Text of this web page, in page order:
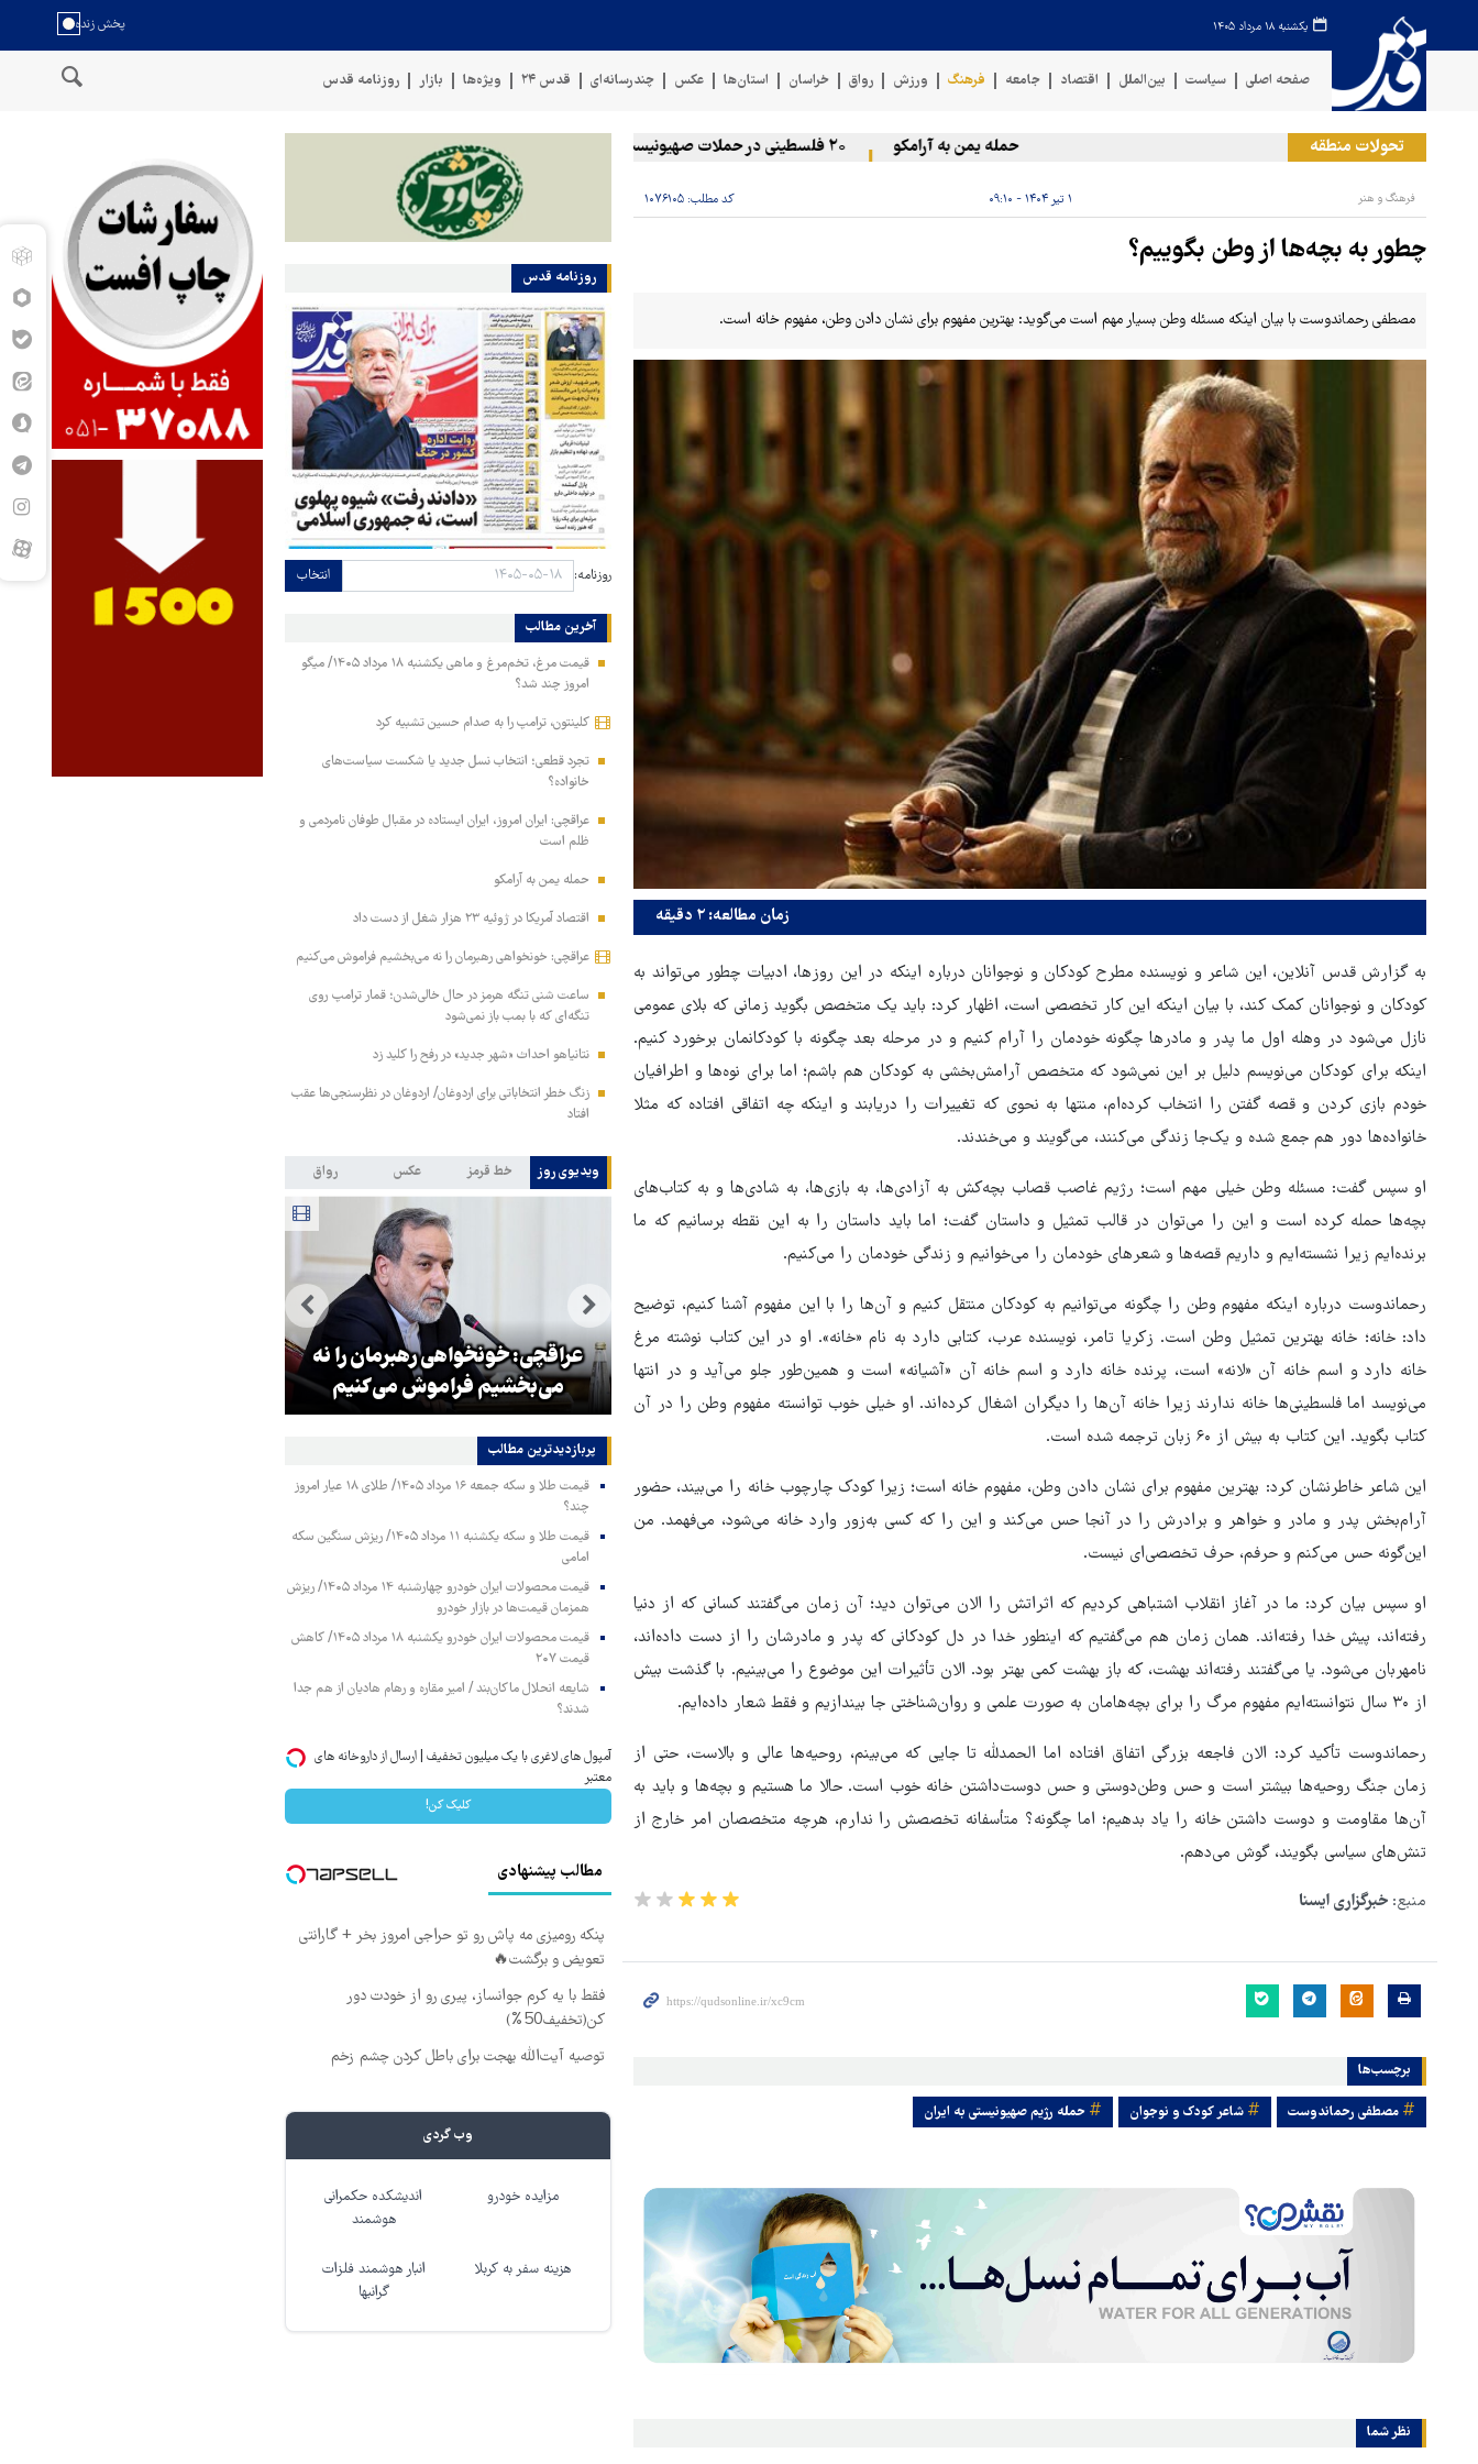
یکشنبه ۱۸ مرداد ۱۴۰۵
صفحه اصلی سیاست بین‌الملل اقتصاد جامعه فرهنگ ورزش رواق خراسان استان‌ها عکس چندرسانه‌ای قدس ۲۴ ویژه‌ها بازار روزنامه قدس
تحولات منطقه حمله یمن به آرامکو ۲۰ فلسطینی در حملات صهیونیست‌ها و شهرک‌نشینان در کرانه باختری زخمی شدند
فرهنگ و هنر ۱ تیر ۱۴۰۴ - ۰۹:۱۰ کد مطلب: ۱۰۷۶۱۰۵
چطور به بچه‌ها از وطن بگوییم؟
مصطفی رحماندوست با بیان اینکه مسئله وطن بسیار مهم است می‌گوید: بهترین مفهوم برای نشان دادن وطن، مفهوم خانه است.
زمان مطالعه: ۲ دقیقه
به گزارش قدس آنلاین، این شاعر و نویسنده مطرح کودکان و نوجوانان درباره اینکه در این روزها، ادبیات چطور می‌تواند به
کودکان و نوجوانان کمک کند، با بیان اینکه این کار تخصصی است، اظهار کرد: باید یک متخصص بگوید زمانی که بلای عمومی
نازل می‌شود در وهله اول ما پدر و مادرها چگونه خودمان را آرام کنیم و در مرحله بعد چگونه با کودکانمان برخورد کنیم.
اینکه برای کودکان می‌نویسم دلیل بر این نمی‌شود که متخصص آرامش‌بخشی به کودکان هم باشم؛ اما برای نوه‌ها و اطرافیان
خودم بازی کردن و قصه ‌گفتن را انتخاب کرده‌ام، منتها به نحوی که تغییرات را دریابند و اینکه چه اتفاقی افتاده که مثلا
خانواده‌ها دور هم جمع شده و یک‌جا زندگی می‌کنند، می‌گویند و می‌خندند.
او سپس گفت: مسئله وطن خیلی مهم است؛ رژیم غاصب قصاب بچه‌کش به آزادی‌ها، به بازی‌ها، به شادی‌ها و به کتاب‌های
بچه‌ها حمله کرده است و این را می‌توان در قالب تمثیل و داستان گفت؛ اما باید داستان را به این نقطه برسانیم که ما
برنده‌ایم زیرا نشسته‌ایم و داریم قصه‌ها و شعرهای خودمان را می‌خوانیم و زندگی خودمان را می‌کنیم.
رحماندوست درباره اینکه مفهوم وطن را چگونه می‌توانیم به کودکان منتقل کنیم و آن‌ها را با این مفهوم آشنا کنیم، توضیح
داد: خانه؛ خانه بهترین تمثیل وطن است. زکریا تامر، نویسنده عرب، کتابی دارد به نام «خانه». او در این کتاب نوشته مرغ
خانه دارد و اسم خانه آن «لانه» است، پرنده خانه دارد و اسم خانه آن «آشیانه» است و همین‌طور جلو می‌آید و در انتها
می‌نویسد اما فلسطینی‌ها خانه ندارند زیرا خانه آن‌ها را دیگران اشغال کرده‌اند. او خیلی خوب توانسته مفهوم وطن را در آن
کتاب بگوید. این کتاب به بیش از ۶۰ زبان ترجمه شده است.
این شاعر خاطرنشان کرد: بهترین مفهوم برای نشان دادن وطن، مفهوم خانه است؛ زیرا کودک چارچوب خانه را می‌بیند، حضور
آرام‌بخش پدر و مادر و خواهر و برادرش را در آنجا حس می‌کند و این را که کسی به‌زور وارد خانه می‌شود، می‌فهمد. من
این‌گونه حس می‌کنم و حرفم، حرف تخصصی‌ای نیست.
او سپس بیان کرد: ما در آغاز انقلاب اشتباهی کردیم که اثراتش را الان می‌توان دید؛ آن زمان می‌گفتند کسانی که از دنیا
رفته‌اند، پیش خدا رفته‌اند. همان زمان هم می‌گفتیم که اینطور خدا در دل کودکانی که پدر و مادرشان را از دست داده‌اند،
نامهربان می‌شود. یا می‌گفتند رفته‌اند بهشت، که باز بهشت کمی بهتر بود. الان تأثیرات این موضوع را می‌بینیم. با گذشت بیش
از ۳۰ سال نتوانسته‌ایم مفهوم مرگ را برای بچه‌هامان به صورت علمی و روان‌شناختی جا بیندازیم و فقط شعار داده‌ایم.
رحماندوست تأکید کرد: الان فاجعه بزرگی اتفاق افتاده اما الحمدللّه تا جایی که می‌بینم، روحیه‌ها عالی و بالاست، حتی از
زمان جنگ روحیه‌ها بیشتر است و حس وطن‌دوستی و حس دوست‌داشتن خانه خوب است. حالا ما هستیم و بچه‌ها و باید به
آن‌ها مقاومت و دوست داشتن خانه را یاد بدهیم؛ اما چگونه؟ متأسفانه تخصصش را ندارم، هرچه متخصصان امر خارج از
تنش‌های سیاسی بگویند، گوش می‌دهم.
منبع: خبرگزاری ایسنا
برچسب‌ها
مصطفی رحماندوست شاعر کودک و نوجوان حمله رژیم صهیونیستی به ایران
نظر شما
روزنامه قدس
روزنامه: انتخاب
آخرین مطالب
قیمت مرغ، تخم‌مرغ و ماهی یکشنبه ۱۸ مرداد ۱۴۰۵/ میگو
امروز چند شد؟
کلینتون، ترامپ را به صدام حسین تشبیه کرد
تجرد قطعی؛ انتخاب نسل جدید یا شکست سیاست‌های
خانواده؟
عراقچی: ایران امروز، ایران ایستاده در مقبال طوفان نامردمی و
ظلم است
حمله یمن به آرامکو
اقتصاد آمریکا در ژوئیه ۲۳ هزار شغل از دست داد
عراقچی: خونخواهی رهبرمان را نه می‌بخشیم فراموش می‌کنیم
ساعت شنی تنگه هرمز در حال خالی‌شدن؛ قمار ترامپ روی
تنگه‌ای که با بمب باز نمی‌شود
نتانیاهو احداث «شهر جدید» در رفح را کلید زد
زنگ خطر انتخاباتی برای اردوغان/ اردوغان در نظرسنجی‌ها عقب
افتاد
ویدیوی روز خط قرمز عکس رواق
پوتین: چرا رهبری آمریکا کوته‌بینانه
رفتار می‌کند؟
کلینتون، ترامپ را به صدام حسین
تشبیه کرد
عراقچی: خونخواهی رهبرمان را نه
می‌بخشیم فراموش می‌کنیم
پربازدیدترین‌ مطالب
قیمت طلا و سکه جمعه ۱۶ مرداد ۱۴۰۵/ طلای ۱۸ عیار امروز
چند؟
قیمت طلا و سکه یکشنبه ۱۱ مرداد ۱۴۰۵/ ریزش سنگین سکه
امامی
قیمت محصولات ایران خودرو چهارشنبه ۱۴ مرداد ۱۴۰۵/ ریزش
همزمان قیمت‌ها در بازار خودرو
قیمت محصولات ایران خودرو یکشنبه ۱۸ مرداد ۱۴۰۵/ کاهش
قیمت ۲۰۷
شایعه انحلال ماکان‌بند / امیر مقاره و رهام هادیان از هم جدا
شدند؟
آمپول های لاغری با یک میلیون تخفیف | ارسال از داروخانه های
معتبر
کلیک کن!
مطالب پیشنهادی
پنکه رومیزی مه پاش رو تو حراجی امروز بخر + گارانتی
تعویض و برگشت🔥
فقط با یه کرم جوانساز، پیری رو از خودت دور
کن(تخفیف50%)
توصیه آیت‌الله بهجت برای باطل کردن چشم زخم
وب گردی
مزایده خودرو
اندیشکده حکمرانی
هوشمند
هزینه سفر به کربلا
انبار هوشمند فلزات
گرانبها